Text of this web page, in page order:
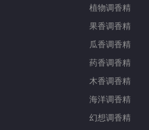
植物调香精
果香调香精
瓜香调香精
药香调香精
木香调香精
海洋调香精
幻想调香精